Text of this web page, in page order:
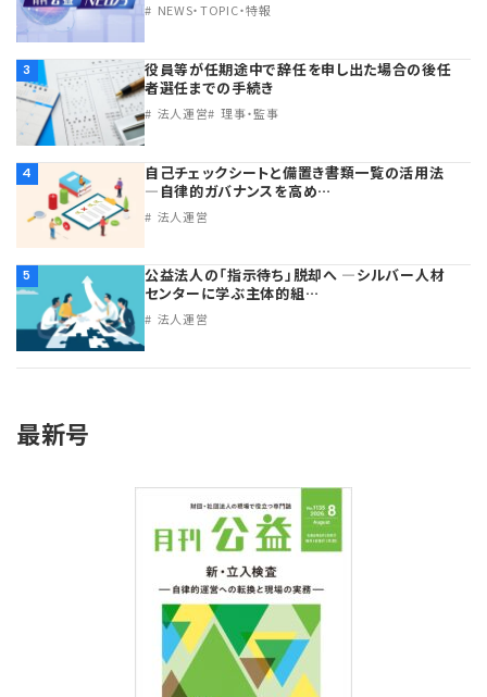
NEWS・TOPIC・特報
3
役員等が任期途中で辞任を申し出た場合の後任
者選任までの手続き
法人運営 理事・監事
4
自己チェックシートと備置き書類一覧の活用法
―自律的ガバナンスを高め…
法人運営
5
公益法人の「指示待ち」脱却へ ―シルバー人材
センターに学ぶ主体的組…
法人運営
最新号